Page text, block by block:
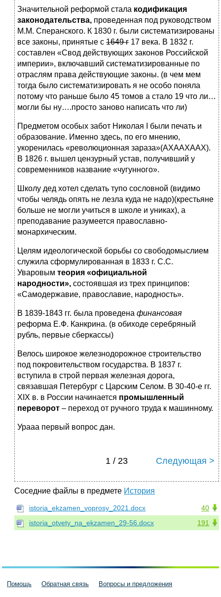
Значительной реформой стала кодификация
законодательства, проведенная под руководством
М.М. Сперанского. К 1830 г. были систематизированы
все законы, принятые с 1649 г 17 века. В 1832 г.
составлен «Свод действующих законов Российской
империи», включавший систематизированные по
отраслям права действующие законы. (в чем мем
тогда было систематизировать я не особо поняла
потому что раньше было 45 томов а стало 19 что ли…
могли бы ну….просто заново написать что ли)
Предметом особых забот Николая I были печать и
образование. Именно здесь, по его мнению,
укоренилась «революционная зараза»(АХААХААХ).
В 1826 г. вышел цензурный устав, получивший у
современников название «чугунного».
Школу дед хотел сделать тупо сословной (видимо
чтобы челядь опять не лезла куда не надо)(крестьяне
больше не могли учиться в школе и униках), а
преподавание разумеется православно-
монархическим.
Целям идеологической борьбы со свободомыслием
служила сформулированная в 1833 г. С.С.
Уваровым теория «официальной
народности», состоявшая из трех принципов:
«Самодержавие, православие, народность».
В 1839-1843 гг. была проведена финансовая
реформа Е.Ф. Канкрина. (в обиходе серебряный
рубль, первые сберкассы)
Велось широкое железнодорожное строительство
под покровительством государства. В 1837 г.
вступила в строй первая железная дорога,
связавшая Петербург с Царским Селом. В 30-40-е гг.
XIX в. в России начинается промышленный
переворот – переход от ручного труда к машинному.
Урааа первый вопрос дан.
1 / 23 Следующая >
Соседние файлы в предмете История
40
istoria_ekzamen_voprosy_2021.docx
191
istoria_otvety_na_ekzamen_29-56.docx
Помощь Обратная связь Вопросы и предложения